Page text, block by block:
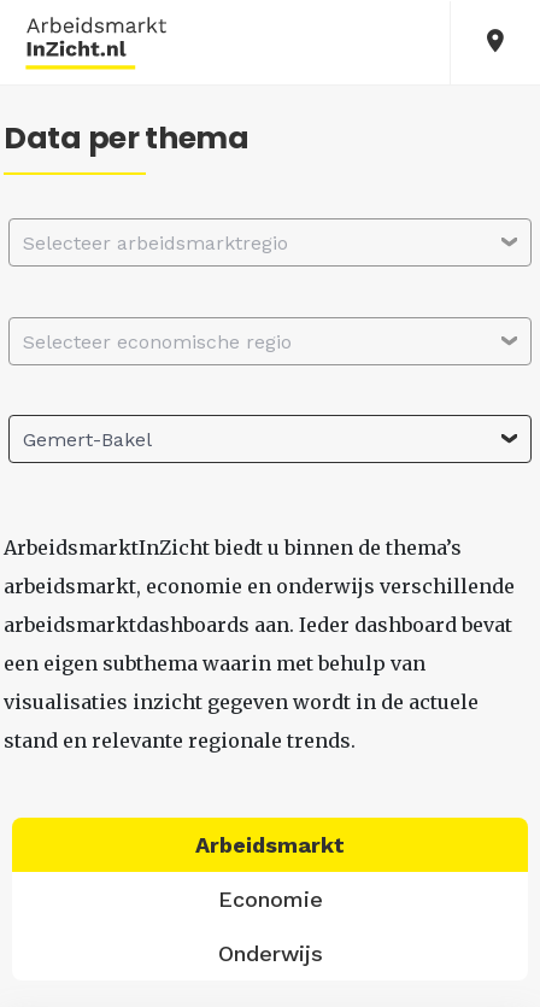
Data per thema
Selecteer arbeidsmarktregio
Selecteer economische regio
Gemert-Bakel
ArbeidsmarktInZicht biedt u binnen de thema’s
arbeidsmarkt, economie en onderwijs verschillende
arbeidsmarktdashboards aan. Ieder dashboard bevat
een eigen subthema waarin met behulp van
visualisaties inzicht gegeven wordt in de actuele
stand en relevante regionale trends.
Arbeidsmarkt
Economie
Onderwijs